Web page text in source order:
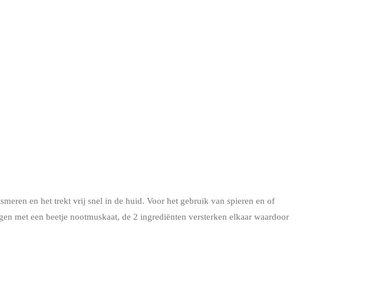
en het trekt vrij snel in de huid. Voor het gebruik van spieren en of
met een beetje nootmuskaat, de 2 ingrediënten versterken elkaar waardoor